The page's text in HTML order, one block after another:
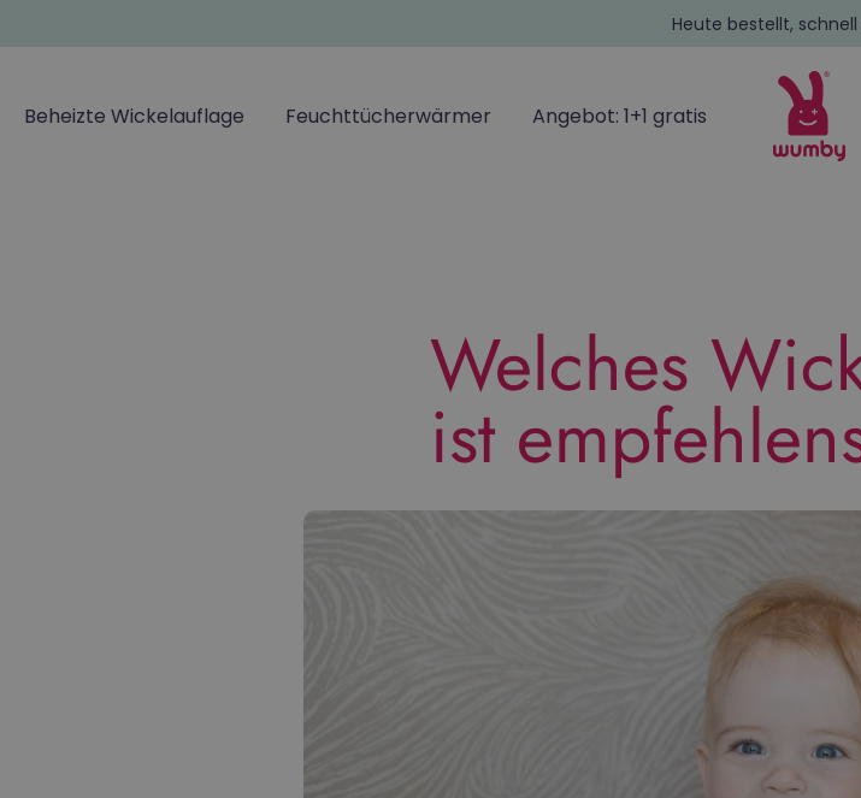
Heute bestellt,
Beheizte Wickelauflage Feuchttücherwärmer Angebot: 1+1 gratis
Welches
ist